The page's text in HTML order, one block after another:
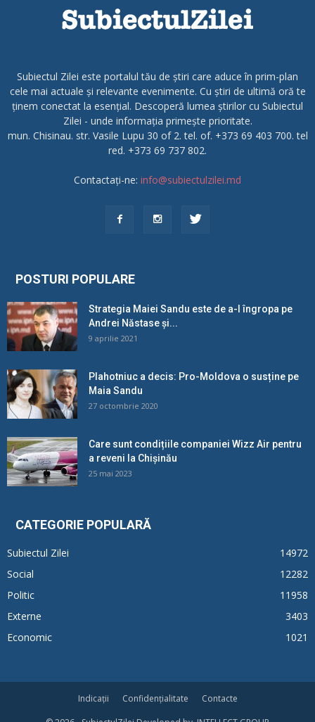
Subiectul Zilei este portalul tău de știri care aduce în prim-plan
cele mai actuale și relevante evenimente. Cu știri de ultimă oră te
ținem conectat la esențial. Descoperă lumea știrilor cu Subiectul
Zilei - unde informația primește prioritate.
mun. Chisinau. str. Vasile Lupu 30 of 2. tel. of. +373 69 403 700. tel
red. +373 69 737 802.
Contactați-ne: info@subiectulzilei.md
POSTURI POPULARE
Strategia Maiei Sandu este de a-l îngropa pe
Andrei Năstase și...
9 aprilie 2021
Plahotniuc a decis: Pro-Moldova o susține pe
Maia Sandu
27 octombrie 2020
Care sunt condițiile companiei Wizz Air pentru
a reveni la Chișinău
25 mai 2023
CATEGORIE POPULARĂ
Subiectul Zilei
14972
Social
12282
Politic
11958
Externe
3403
Economic
1021
Indicații Confidențialitate
Contacte